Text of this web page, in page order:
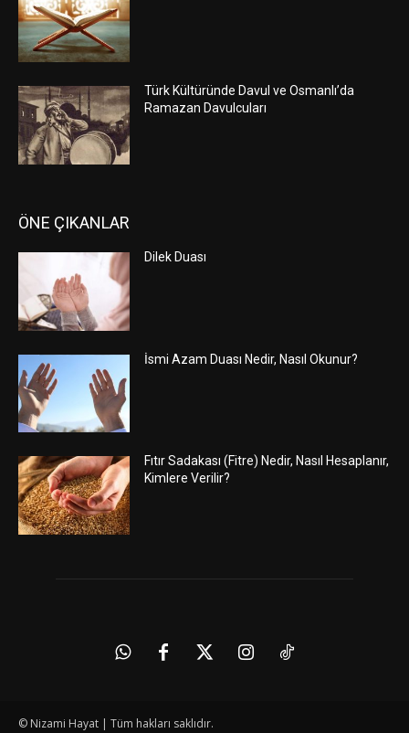
Türk Kültüründe Davul ve Osmanlı’da
Ramazan Davulcuları
ÖNE ÇIKANLAR
Dilek Duası
İsmi Azam Duası Nedir, Nasıl Okunur?
Fıtır Sadakası (Fitre) Nedir, Nasıl Hesaplanır,
Kimlere Verilir?
© Nizami Hayat | Tüm hakları saklıdır.